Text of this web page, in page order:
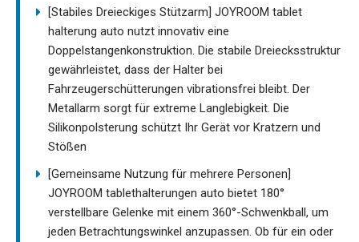
[Stabiles Dreieckiges Stützarm] JOYROOM tablet
halterung auto nutzt innovativ eine
Doppelstangenkonstruktion. Die stabile Dreiecksstruktur
gewährleistet, dass der Halter bei
Fahrzeugerschütterungen vibrationsfrei bleibt. Der
Metallarm sorgt für extreme Langlebigkeit. Die
Silikonpolsterung schützt Ihr Gerät vor Kratzern und
Stößen
[Gemeinsame Nutzung für mehrere Personen]
JOYROOM tablethalterungen auto bietet 180°
verstellbare Gelenke mit einem 360°-Schwenkball, um
jeden Betrachtungswinkel anzupassen. Ob für ein oder